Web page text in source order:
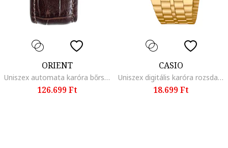
ORIENT
Uniszex automata karóra bőrszíjjal, Konyakbarna
126.699 Ft
CASIO
Uniszex digitális karóra rozsdamentes acélszíjjal, Aranyszín
18.699 Ft